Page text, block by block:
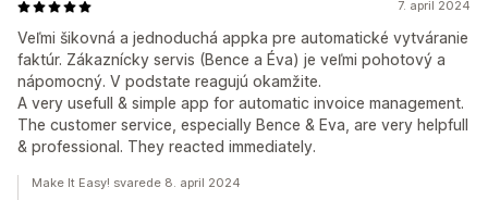
7. april 2024
Veľmi šikovná a jednoduchá appka pre automatické vytváranie
faktúr. Zákaznícky servis (Bence a Éva) je veľmi pohotový a
nápomocný. V podstate reagujú okamžite.
A very usefull & simple app for automatic invoice management.
The customer service, especially Bence & Eva, are very helpfull
& professional. They reacted immediately.
Make It Easy! svarede 8. april 2024